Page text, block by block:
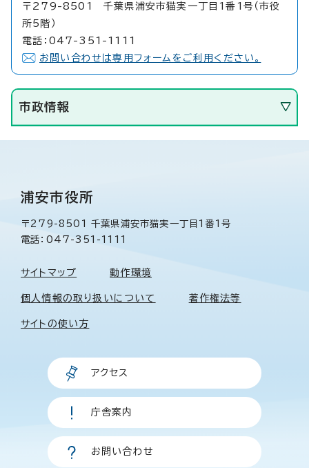
〒279-8501 千葉県浦安市猫実一丁目1番1号（市役
所5階）
電話：047-351-1111
お問い合わせは専用フォームをご利用ください。
市政情報
浦安市役所
〒279-8501 千葉県浦安市猫実一丁目1番1号
電話：047-351-1111
サイトマップ 動作環境
個人情報の取り扱いについて 著作権法等
サイトの使い方
アクセス
庁舎案内
お問い合わせ